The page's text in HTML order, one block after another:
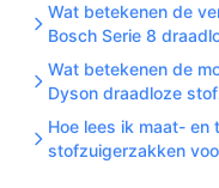
Bewaar het
goed
Installatie & eerste
Bij eerste gebruik
en controleer je
Wat betekenen de
Bosch Serie 8
Wat betekenen de
Dyson draadloze
Hoe lees ik maat- en
stofzuigerzakken